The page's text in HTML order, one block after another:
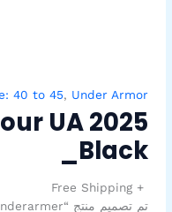
40 to 45, Under Armor
UA 2025
_Black
+ Free Shipping